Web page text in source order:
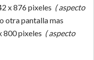
x 876 pixeles ( aspecto
otra pantalla mas
800 pixeles ( aspecto